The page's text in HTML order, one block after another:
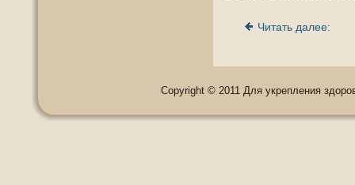
Читать далее:
Copyright © 2011 Для укрепления